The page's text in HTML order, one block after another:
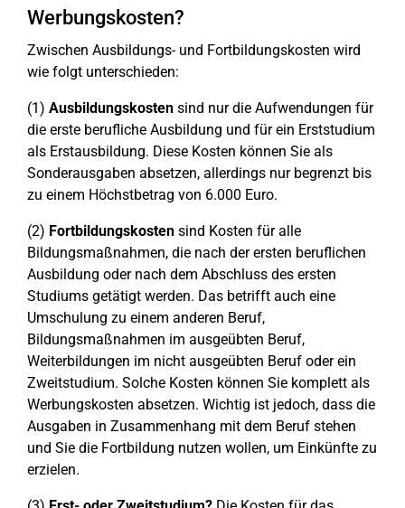
Werbungskosten?
Zwischen Ausbildungs- und Fortbildungskosten wird
wie folgt unterschieden:
(1) Ausbildungskosten sind nur die Aufwendungen für
die erste berufliche Ausbildung und für ein Erststudium
als Erstausbildung. Diese Kosten können Sie als
Sonderausgaben absetzen, allerdings nur begrenzt bis
zu einem Höchstbetrag von 6.000 Euro.
(2) Fortbildungskosten sind Kosten für alle
Bildungsmaßnahmen, die nach der ersten beruflichen
Ausbildung oder nach dem Abschluss des ersten
Studiums getätigt werden. Das betrifft auch eine
Umschulung zu einem anderen Beruf,
Bildungsmaßnahmen im ausgeübten Beruf,
Weiterbildungen im nicht ausgeübten Beruf oder ein
Zweitstudium. Solche Kosten können Sie komplett als
Werbungskosten absetzen. Wichtig ist jedoch, dass die
Ausgaben in Zusammenhang mit dem Beruf stehen
und Sie die Fortbildung nutzen wollen, um Einkünfte zu
erzielen.